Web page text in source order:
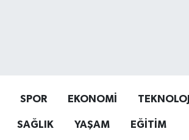
SPOR EKONOMİ TEKNOLOJİ
SAĞLIK YAŞAM EĞİTİM